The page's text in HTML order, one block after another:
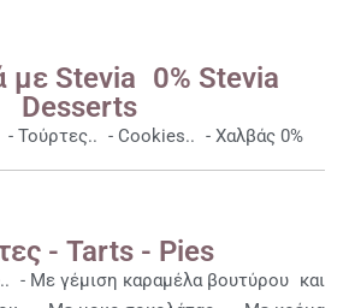
με Stevia 0% Stevia
Desserts
Τούρτες.. - Cookies.. - Χαλβάς 0%
- Tarts - Pies
- Με γέμιση καραμέλα βουτύρου και